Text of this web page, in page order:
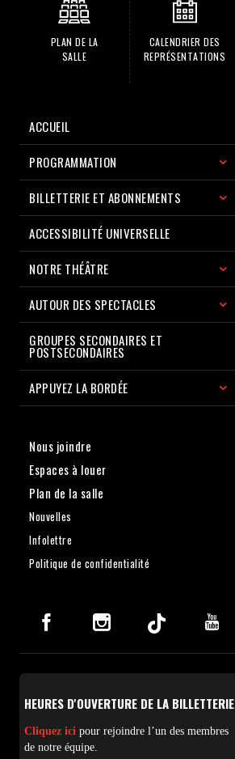
PLAN DE LA
SALLE
CALENDRIER DES
REPRÉSENTATIONS
ACCUEIL
PROGRAMMATION
BILLETTERIE ET ABONNEMENTS
ACCESSIBILITÉ UNIVERSELLE
NOTRE THÉÂTRE
AUTOUR DES SPECTACLES
GROUPES SECONDAIRES ET
POSTSECONDAIRES
APPUYEZ LA BORDÉE
Nous joindre
Espaces à louer
Plan de la salle
Nouvelles
Infolettre
Politique de confidentialité
HEURES D'OUVERTURE DE LA BILLETTERIE
Cliquez ici pour rejoindre l’un des membres
de notre équipe.